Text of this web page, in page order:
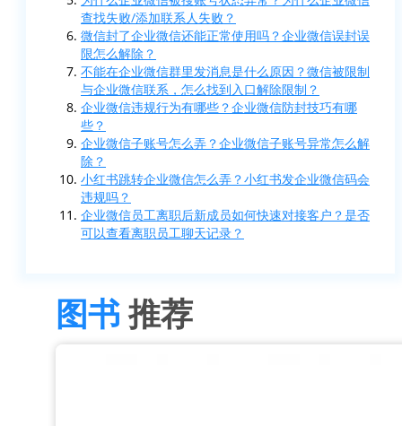
查找失败/添加联系人失败？
微信封了企业微信还能正常使用吗？企业微信误封误
限怎么解除？
不能在企业微信群里发消息是什么原因？微信被限制
与企业微信联系，怎么找到入口解除限制？
企业微信违规行为有哪些？企业微信防封技巧有哪
些？
企业微信子账号怎么弄？企业微信子账号异常怎么解
除？
小红书跳转企业微信怎么弄？小红书发企业微信码会
违规吗？
企业微信员工离职后新成员如何快速对接客户？是否
可以查看离职员工聊天记录？
图书推荐